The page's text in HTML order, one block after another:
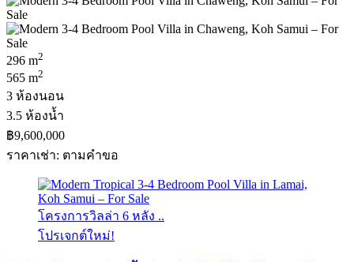
296 m2
565 m2
3 ห้องนอน
3.5 ห้องน้ำ
฿9,600,000
ราคาเช่า: ตามคําขอ
โครงการวิลล่า 6 หลัง ..
โปรเจกต์ใหม่!